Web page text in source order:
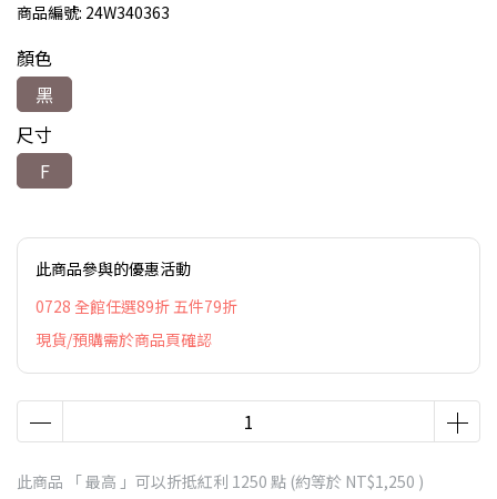
商品編號: 24W340363
顏色
黑
尺寸
F
此商品參與的優惠活動
0728 全館任選89折 五件79折
現貨/預購需於商品頁確認
此商品 「 最高 」可以折抵紅利 1250 點 (約等於 NT$1,250 )